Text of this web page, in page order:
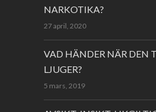
NARKOTIKA?
27 april, 2020
VAD HÄNDER NÄR DEN
LJUGER?
5 mars, 2019